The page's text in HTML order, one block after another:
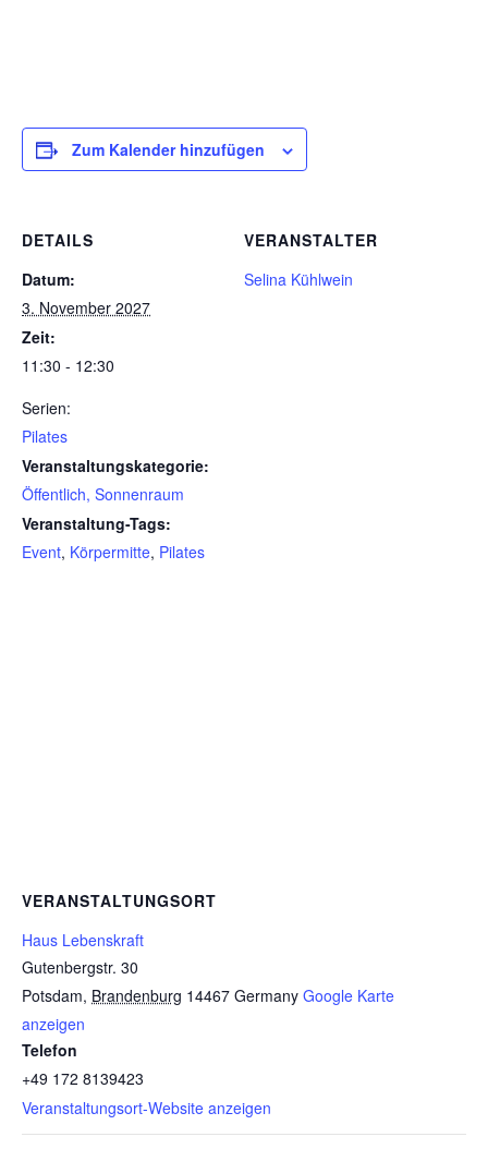
Zum Kalender hinzufügen
DETAILS
Datum:
3. November 2027
Zeit:
11:30 - 12:30
Serien:
Pilates
Veranstaltungskategorie:
Öffentlich, Sonnenraum
Veranstaltung-Tags:
Event, Körpermitte, Pilates
VERANSTALTER
Selina Kühlwein
VERANSTALTUNGSORT
Haus Lebenskraft
Gutenbergstr. 30
Potsdam, Brandenburg 14467 Germany Google Karte
anzeigen
Telefon
+49 172 8139423
Veranstaltungsort-Website anzeigen